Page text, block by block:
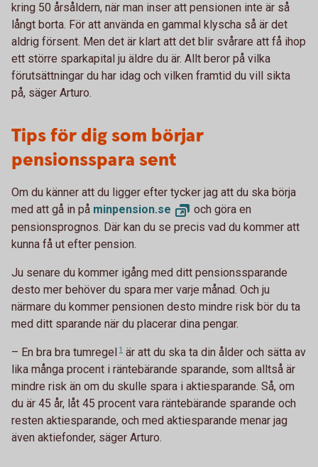
kring 50 årsåldern, när man inser att pensionen inte är så
långt borta. För att använda en gammal klyscha så är det
aldrig försent. Men det är klart att det blir svårare att få ihop
ett större sparkapital ju äldre du är. Allt beror på vilka
förutsättningar du har idag och vilken framtid du vill sikta
på, säger Arturo.
Tips för dig som börjar
pensionsspara sent
Om du känner att du ligger efter tycker jag att du ska börja
med att gå in på minpension.se
och göra en
pensionsprognos. Där kan du se precis vad du kommer att
kunna få ut efter pension.
Ju senare du kommer igång med ditt pensionssparande
desto mer behöver du spara mer varje månad. Och ju
närmare du kommer pensionen desto mindre risk bör du ta
med ditt sparande när du placerar dina pengar.
– En bra bra tumregel 1 är att du ska ta din ålder och sätta av
lika många procent i räntebärande sparande, som alltså är
mindre risk än om du skulle spara i aktiesparande. Så, om
du är 45 år, låt 45 procent vara räntebärande sparande och
resten aktiesparande, och med aktiesparande menar jag
även aktiefonder, säger Arturo.